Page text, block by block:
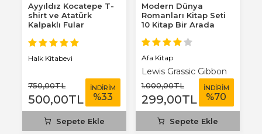
Ayyıldız Kocatepe T-
shirt ve Atatürk
Kalpaklı Fular
Halk Kitabevi
750,00TL
500,00TL
İNDİRİM
%33
Sepete Ekle
Modern Dünya
Romanları Kitap Seti
10 Kitap Bir Arada
Afa Kitap
Lewis Grassic Gibbon
1.000,00TL
299,00TL
İNDİRİM
%70
Sepete Ekle